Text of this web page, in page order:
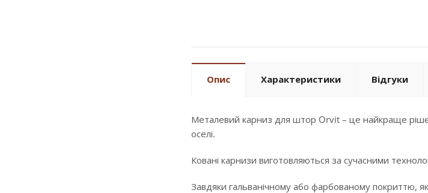
Опис Характеристики Відгуки
Металевий карниз для штор Orvit – це найкраще
оселі.
Ковані карнизи виготовляються за сучасними
Завдяки гальванічному або фарбованому покриттю,